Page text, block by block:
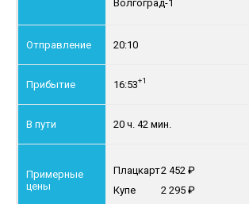
Волгоград-1
20:10
16:53+1
20 ч. 42 мин.
Плацкарт2 452
Купе
2 295